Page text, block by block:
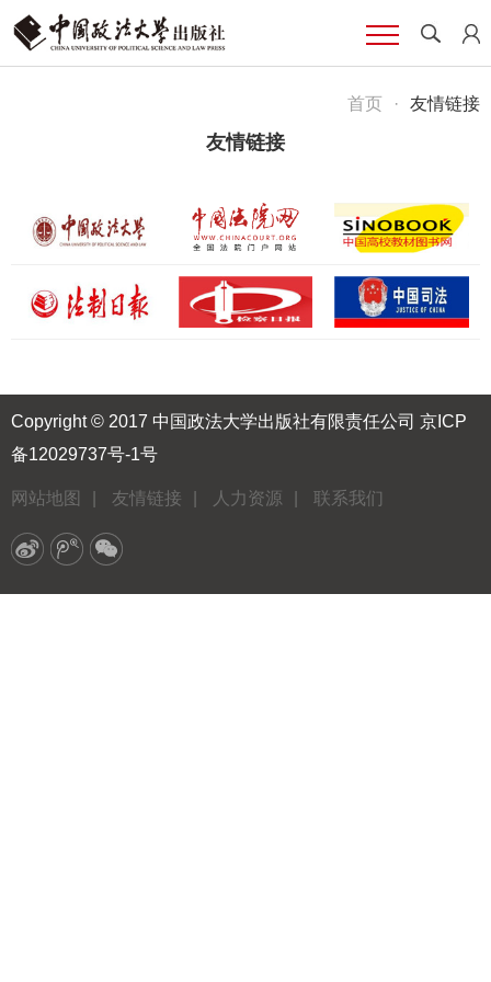
首页 · 友情链接
友情链接
Copyright © 2017 中国政法大学出版社有限责任公司 京ICP
备12029737号-1号
网站地图 友情链接 人力资源 联系我们